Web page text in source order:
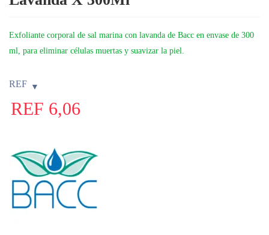
Exfoliante corporal de sal marina con lavanda de Bacc en envase de 300
ml, para eliminar células muertas y suavizar la piel.
REF
REF 6,06